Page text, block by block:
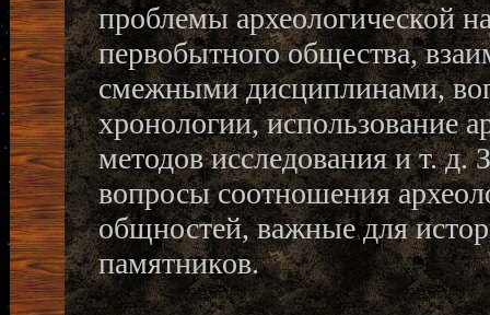
проблемы археологической
первобытного общества,
смежными дисциплинами,
хронологии, использование
методов исследования и т.
вопросы соотношения
общностей, важные для
памятников.